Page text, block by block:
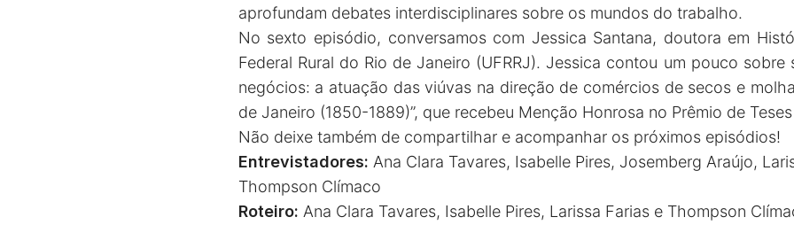
aprofundam debates interdisciplinares sobre os mundos do trabalho.
No sexto episódio, conversamos com Jessica Santana, doutora em
Federal Rural do Rio de Janeiro (UFRRJ). Jessica contou um pouco sobre
negócios: a atuação das viúvas na direção de comércios de secos e
de Janeiro (1850-1889)”, que recebeu Menção Honrosa no Prêmio de
Não deixe também de compartilhar e acompanhar os próximos episódios!
Entrevistadores: Ana Clara Tavares, Isabelle Pires, Josemberg Araújo,
Thompson Clímaco
Roteiro: Ana Clara Tavares, Isabelle Pires, Larissa Farias e Thompson